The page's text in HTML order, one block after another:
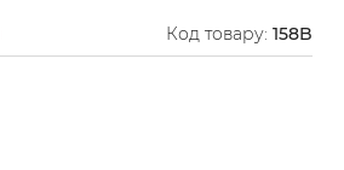
Код товару: 158B